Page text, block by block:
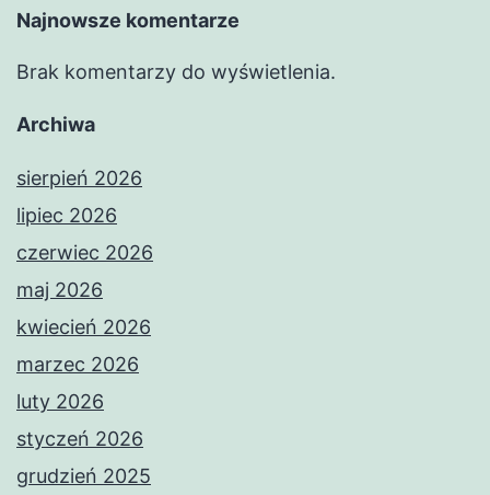
Najnowsze komentarze
Brak komentarzy do wyświetlenia.
Archiwa
sierpień 2026
lipiec 2026
czerwiec 2026
maj 2026
kwiecień 2026
marzec 2026
luty 2026
styczeń 2026
grudzień 2025